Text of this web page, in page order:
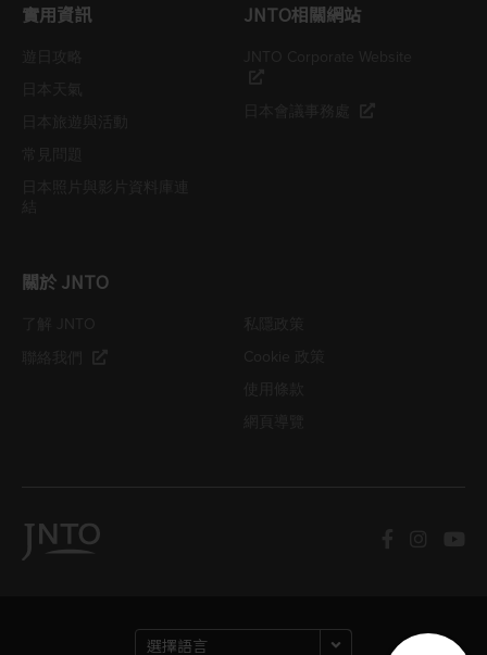
實用資訊 JNTO相關網站
關於 JNTO